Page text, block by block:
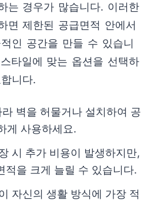
는 경우가 많습니다. 이러한
면 제한된 공급면적 안에서
인 공간을 만들 수 있습니
타일에 맞는 옵션을 선택하
니다.
벽을 허물거나 설치하여 공
게 사용하세요.
시 추가 비용이 발생하지만,
적을 크게 늘릴 수 있습니다.
자신의 생활 방식에 가장 적